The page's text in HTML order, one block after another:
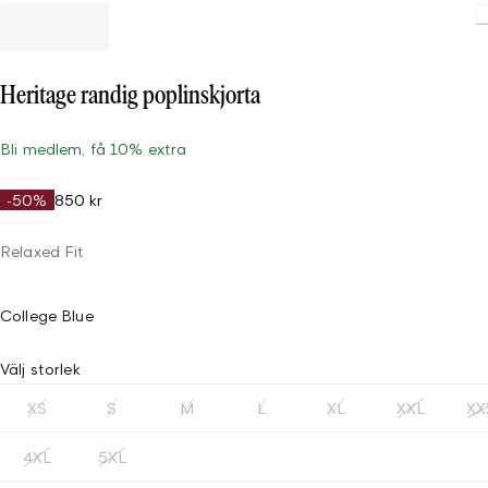
Heritage randig poplinskjorta
Bli medlem, få 10% extra
-50% 850 kr
Relaxed Fit
College Blue
Välj storlek
XS S M L XL XXL
4XL 5XL